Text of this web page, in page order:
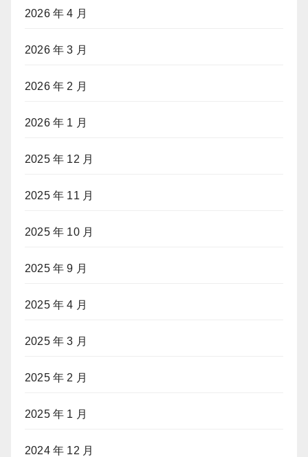
2026 年 4 月
2026 年 3 月
2026 年 2 月
2026 年 1 月
2025 年 12 月
2025 年 11 月
2025 年 10 月
2025 年 9 月
2025 年 4 月
2025 年 3 月
2025 年 2 月
2025 年 1 月
2024 年 12 月